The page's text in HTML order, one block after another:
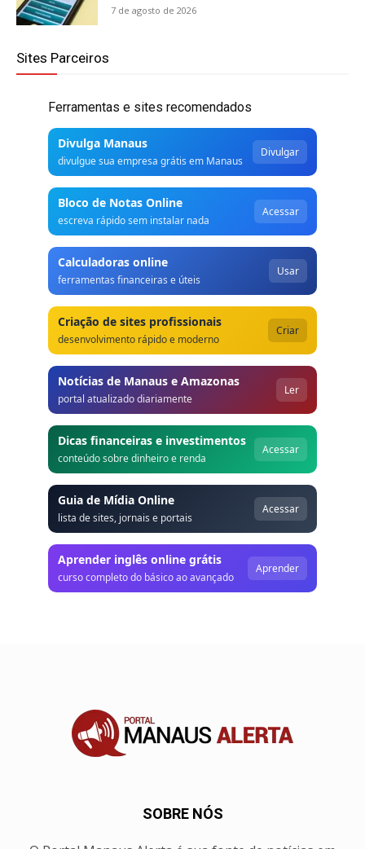
7 de agosto de 2026
Sites Parceiros
Ferramentas e sites recomendados
Divulga Manaus
divulgue sua empresa grátis em Manaus
Divulgar
Bloco de Notas Online
escreva rápido sem instalar nada
Acessar
Calculadoras online
ferramentas financeiras e úteis
Usar
Criação de sites profissionais
desenvolvimento rápido e moderno
Criar
Notícias de Manaus e Amazonas
portal atualizado diariamente
Ler
Dicas financeiras e investimentos
conteúdo sobre dinheiro e renda
Acessar
Guia de Mídia Online
lista de sites, jornais e portais
Acessar
Aprender inglês online grátis
curso completo do básico ao avançado
Aprender
SOBRE NÓS